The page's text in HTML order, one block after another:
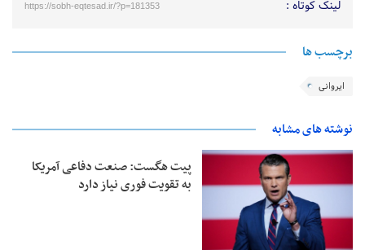
لینک کوتاه : https://sobh-eqtesad.ir/?p=181353
برچسب ها
ایروانی
نوشته های مشابه
پیت هگست: صنعت دفاعی آمریکا
به تقویت فوری نیاز دارد